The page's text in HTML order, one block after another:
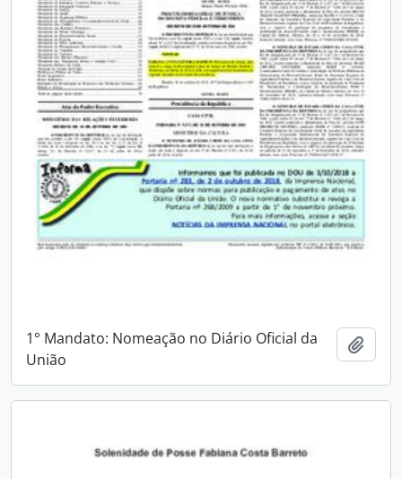
1° Mandato: Nomeação no Diário Oficial da
União